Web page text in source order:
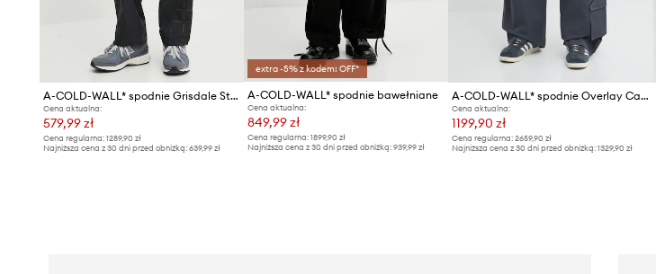
A-COLD-WALL* spodnie Grisdale Storm Pant
Cena aktualna:
579,99 zł
Cena regularna: 1289,90 zł
Najniższa cena z 30 dni przed obniżką: 639,99 zł
extra -5% z kodem: OFF*
A-COLD-WALL* spodnie bawełniane
Cena aktualna:
849,99 zł
Cena regularna:1899,90 zł
Najniższa cena z 30 dni przed obniżką:939,99 zł
A-COLD-WALL* spodnie Overlay Cargo Pant
Cena aktualna:
1199,90 zł
Cena regularna: 2659,90 zł
Najniższa cena z 30 dni przed obniżką: 1329,90 zł